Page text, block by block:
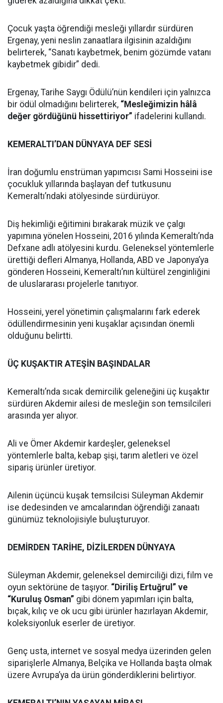
Çocuk yaşta öğrendiği mesleği yıllardır sürdüren
Ergenay, yeni neslin zanaatlara ilgisinin azaldığını
belirterek, “Sanatı kaybetmek, benim gözümde vatanı
kaybetmek gibidir” dedi.
Ergenay, Tarihe Saygı Ödülü’nün kendileri için yalnızca
bir ödül olmadığını belirterek, “Mesleğimizin hâlâ
değer gördüğünü hissettiriyor” ifadelerini kullandı.
KEMERALTI’DAN DÜNYAYA DEF SESİ
İran doğumlu enstrüman yapımcısı Sami Hosseini ise
çocukluk yıllarında başlayan def tutkusunu
Kemeraltı’ndaki atölyesinde sürdürüyor.
Diş hekimliği eğitimini bırakarak müzik ve çalgı
yapımına yönelen Hosseini, 2016 yılında Kemeraltı’nda
Defxane adlı atölyesini kurdu. Geleneksel yöntemlerle
ürettiği defleri Almanya, Hollanda, ABD ve Japonya’ya
gönderen Hosseini, Kemeraltı’nın kültürel zenginliğini
de uluslararası projelerle tanıtıyor.
Hosseini, yerel yönetimin çalışmalarını fark ederek
ödüllendirmesinin yeni kuşaklar açısından önemli
olduğunu belirtti.
ÜÇ KUŞAKTIR ATEŞİN BAŞINDALAR
Kemeraltı’nda sıcak demircilik geleneğini üç kuşaktır
sürdüren Akdemir ailesi de mesleğin son temsilcileri
arasında yer alıyor.
Ali ve Ömer Akdemir kardeşler, geleneksel
yöntemlerle balta, kebap şişi, tarım aletleri ve özel
sipariş ürünler üretiyor.
Ailenin üçüncü kuşak temsilcisi Süleyman Akdemir
ise dedesinden ve amcalarından öğrendiği zanaatı
günümüz teknolojisiyle buluşturuyor.
DEMİRDEN TARİHE, DİZİLERDEN DÜNYAYA
Süleyman Akdemir, geleneksel demirciliği dizi, film ve
oyun sektörüne de taşıyor. “Diriliş Ertuğrul” ve
“Kuruluş Osman” gibi dönem yapımları için balta,
bıçak, kılıç ve ok ucu gibi ürünler hazırlayan Akdemir,
koleksiyonluk eserler de üretiyor.
Genç usta, internet ve sosyal medya üzerinden gelen
siparişlerle Almanya, Belçika ve Hollanda başta olmak
üzere Avrupa’ya da ürün gönderdiklerini belirtiyor.